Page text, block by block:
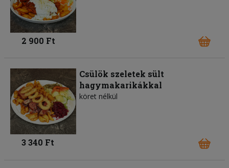
2 900 Ft
Csülök szeletek sült
hagymakarikákkal
köret nélkül
3 340 Ft